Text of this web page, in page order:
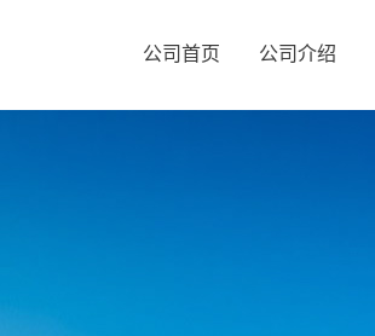
公司首页 公司介绍